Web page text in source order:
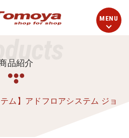
品紹介
ム】アドフロアシステム ジョ